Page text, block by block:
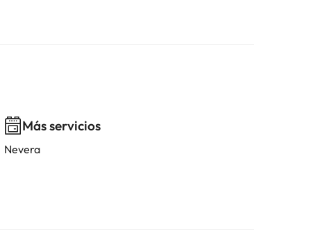
Más servicios
Nevera